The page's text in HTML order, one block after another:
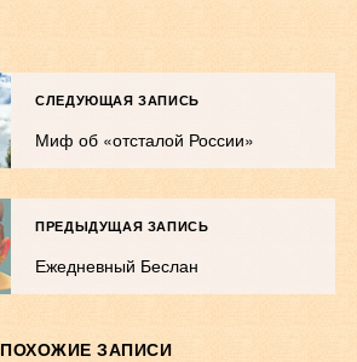
СЛЕДУЮЩАЯ ЗАПИСЬ
Миф об «отсталой России»
ПРЕДЫДУЩАЯ ЗАПИСЬ
Ежедневный Беслан
ПОХОЖИЕ ЗАПИСИ